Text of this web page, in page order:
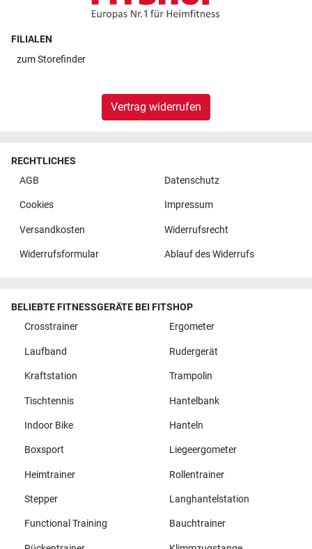
FILIALEN
zumStorefinder
Vertrag widerrufen
RECHTLICHES
AGB
Datenschutz
Cookies Impressum
Versandkosten Widerrufsrecht
Widerrufsformular Ablauf des Widerrufs
BELIEBTE FITNESSGERÄTE BEI FITSHOP
Crosstrainer
Ergometer
Laufband Rudergerät
Kraftstation Trampolin
Tischtennis Hantelbank
Indoor Bike Hanteln
Boxsport Liegeergometer
Heimtrainer Rollentrainer
Stepper Langhantelstation
Functional Training Bauchtrainer